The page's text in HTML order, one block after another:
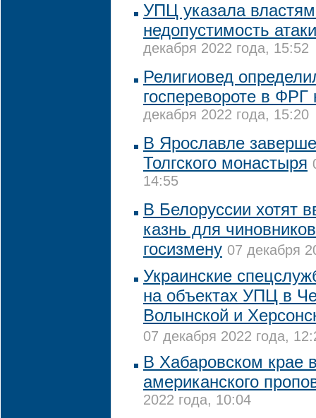
УПЦ указала
недопустимость
декабря 2022 года, 15:52
Религиовед
госперевороте в ФРГ
декабря 2022 года, 15:20
В Ярославле
Толгского монастыря
14:55
В Белоруссии хотят
казнь для
госизмену 07 декабря
Украинские
на объектах УПЦ в
Волынской и
07 декабря 2022 года,
В Хабаровском крае
американского
2022 года, 10:04